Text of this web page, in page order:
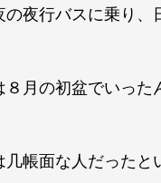
の夜行バスに乗り、
８月の初盆でいった
几帳面な人だったと